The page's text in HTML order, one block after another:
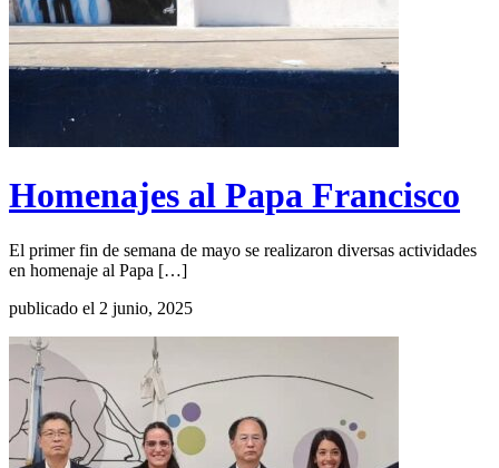
Homenajes al Papa Francisco
El primer fin de semana de mayo se realizaron diversas actividades
en homenaje al Papa […]
publicado el 2 junio, 2025